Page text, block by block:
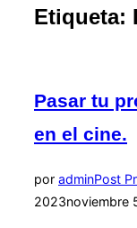
barra
lateral
Etiqueta:
Pasar tu
en el cine.
por adminPost
2023noviembre